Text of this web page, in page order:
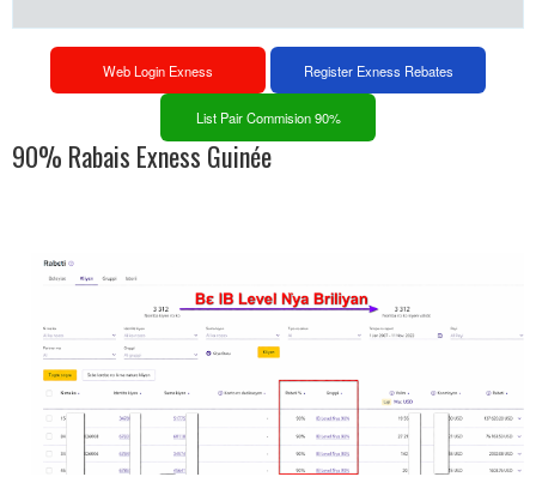
Web Login Exness Register Exness Rebates
List Pair Commision 90%
90% Rabais Exness Guinée